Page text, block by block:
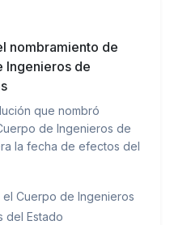
nombramiento de
Ingenieros de
que nombró
de Ingenieros de
la fecha de efectos del
Cuerpo de Ingenieros
del Estado